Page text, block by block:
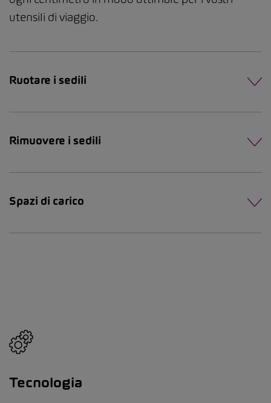
utensili di viaggio.
Ruotare i sedili
Rimuovere i sedili
Spazi di carico
Tecnologia